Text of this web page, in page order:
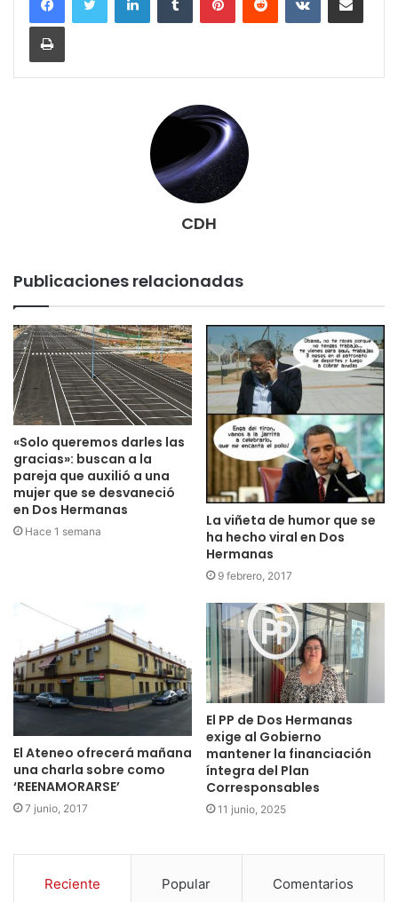
Imprimir
CDH
Publicaciones relacionadas
«Solo queremos darles las
gracias»: buscan a la
pareja que auxilió a una
mujer que se desvaneció
en Dos Hermanas
Hace 1 semana
La viñeta de humor que se
ha hecho viral en Dos
Hermanas
9 febrero, 2017
El Ateneo ofrecerá mañana
una charla sobre como
‘REENAMORARSE’
7 junio, 2017
El PP de Dos Hermanas
exige al Gobierno
mantener la financiación
íntegra del Plan
Corresponsables
11 junio, 2025
Reciente Popular Comentarios